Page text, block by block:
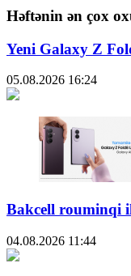
Həftənin ən çox
Yeni Galaxy Z
05.08.2026 16:24
Bakcell rouminqi
04.08.2026 11:44